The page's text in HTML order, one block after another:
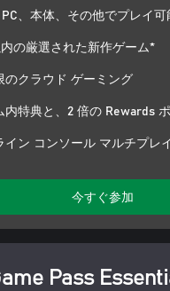
PC、本体、その他でプレイ可
内の厳選された新作ゲーム*
のクラウド ゲーミング
内特典と、2 倍の Rewards
イン コンソール マルチプレ
今すぐ参加
Pass